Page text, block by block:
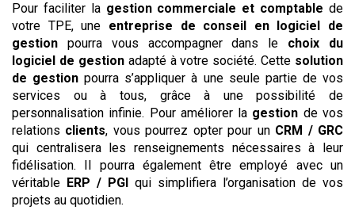
Pour faciliter la gestion commerciale et comptable de
votre TPE, une entreprise de conseil en logiciel de
gestion pourra vous accompagner dans le choix du
logiciel de gestionadapté à votre société. Cette solution
de gestion pourra s’appliquer à une seule partie de vos
services ou à tous, grâce à une possibilité de
personnalisation infinie. Pour améliorer la gestion de vos
relations clients, vous pourrez opter pour un CRM / GRC
qui centralisera les renseignements nécessaires à leur
fidélisation. Il pourra également être employé avec un
véritable ERP / PGI
qui simplifiera l’organisation de vos
projets au quotidien.